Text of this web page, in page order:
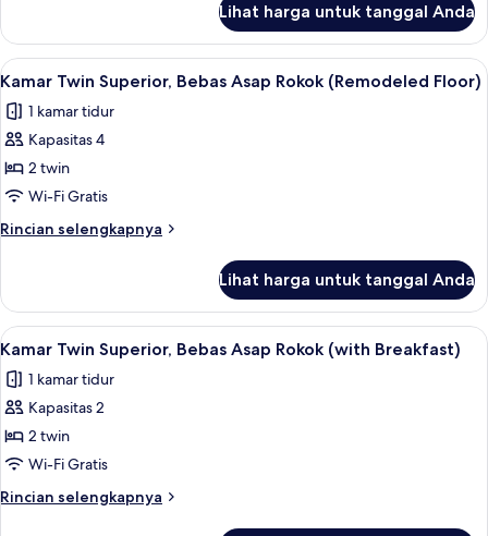
Breakfast,
Remodeled
Floor)
Kamar
Triple,
Bebas
Rokok
(with
Remodeled
Floor)
Lihat harga untuk tanggal Anda
Lihat
semua
foto
untuk
Kamar
Twin
Superior,
Bebas
Rokok
(Remodeled
Floor)
Tirai kedap cahaya, Wi-Fi gratis, dan
4
Kamar Twin Superior, Bebas Asap Rokok (Remodeled Floor)
1 kamar tidur
Kapasitas 4
2 twin
Wi-Fi Gratis
Rincian selengkapnya
Rincian
Kamar
Twin
Superior,
Asap
Rokok
Floor)
Lihat harga untuk tanggal Anda
Lihat
semua
foto
untuk
Kamar
Twin
Superior,
Bebas
Tirai kedap cahaya, Wi-Fi gratis, dan
4
Kamar Twin Superior, Bebas Asap Rokok (with Breakfast)
1 kamar tidur
Kapasitas 2
2 twin
Wi-Fi Gratis
Rincian selengkapnya
Rincian